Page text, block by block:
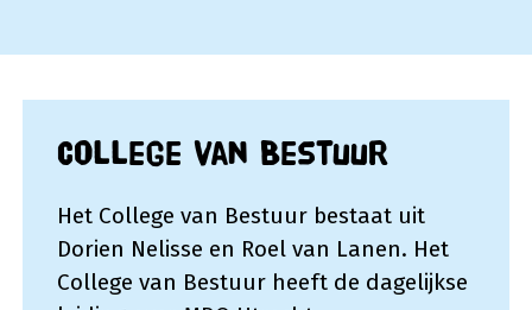
College van Bestuur
Het College van Bestuur bestaat uit
Dorien Nelisse en Roel van Lanen. Het
College van Bestuur heeft de dagelijkse